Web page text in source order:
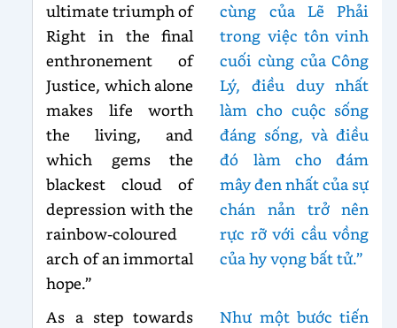
ultimate triumph of
Right in the final
enthronement of
Justice, which alone
makes life worth
the living, and
which gems the
blackest cloud of
depression with the
rainbow-coloured
arch of an immortal
hope.”
cùng của Lẽ Phải
trong việc tôn vinh
cuối cùng của Công
Lý, điều duy nhất
làm cho cuộc sống
đáng sống, và điều
đó làm cho đám
mây đen nhất của sự
chán nản trở nên
rực rỡ với cầu vồng
của hy vọng bất tử.”
As a step towards
Như một bước tiến